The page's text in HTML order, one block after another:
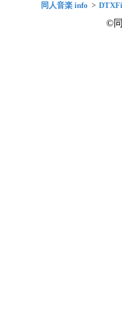
同人音楽 info
©